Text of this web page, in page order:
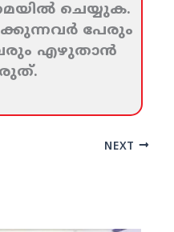
ചെയ്യുക.
പേരും
എഴുതാന്‍
NEXT